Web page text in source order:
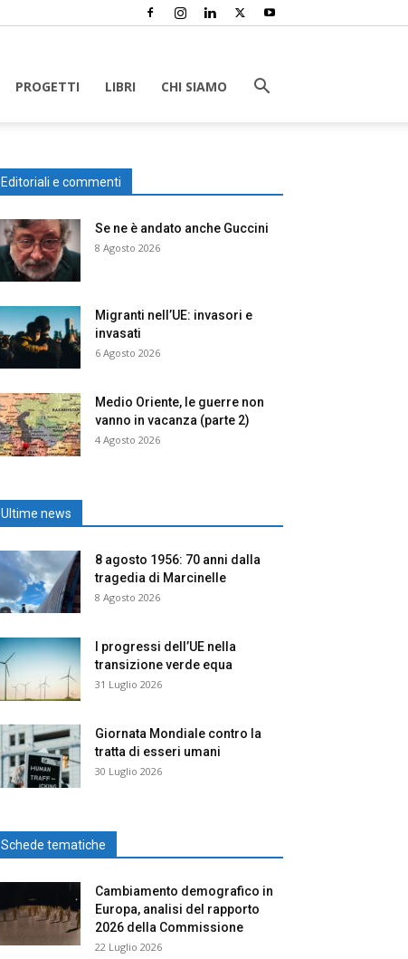
PROGETTI LIBRI CHI SIAMO
Editoriali e commenti
Se ne è andato anche Guccini
8 Agosto 2026
Migranti nell’UE: invasori e
invasati
6 Agosto 2026
Medio Oriente, le guerre non
vanno in vacanza (parte 2)
4 Agosto 2026
Ultime news
8 agosto 1956: 70 anni dalla
tragedia di Marcinelle
8 Agosto 2026
I progressi dell’UE nella
transizione verde equa
31 Luglio 2026
Giornata Mondiale contro la
tratta di esseri umani
30 Luglio 2026
Schede tematiche
Cambiamento demografico in
Europa, analisi del rapporto
2026 della Commissione
22 Luglio 2026